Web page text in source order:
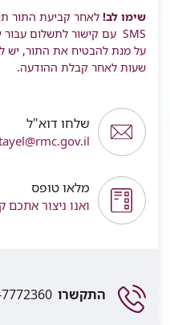
שימו לב! לאחר קביעת התור
SMS עם קישור לתשלום עבור יעוץ רופא בסך 156 ש"ח.
שעות לאחר קבלת ההודעה.
שלחו דוא"ל
מלאו טופס
ואנו ניצור אתכם
התקשרו